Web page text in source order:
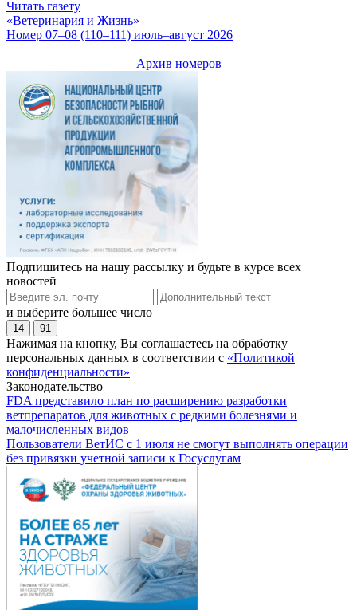
Читать газету
«Ветеринария и Жизнь»
Номер 07–08 (110–111) июль–август 2026
Архив номеров
Подпишитесь на нашу рассылку и будьте в курсе всех
новостей
и выберите большее число
14 91
Нажимая на кнопку, Вы соглашаетесь на обработку
персональных данных в соответствии с «Политикой
конфиденциальности»
Законодательство
FDA представило план по расширению разработки
ветпрепаратов для животных с редкими болезнями и
малочисленных видов
Пользователи ВетИС с 1 июля не смогут выполнять операции
без привязки учетной записи к Госуслугам